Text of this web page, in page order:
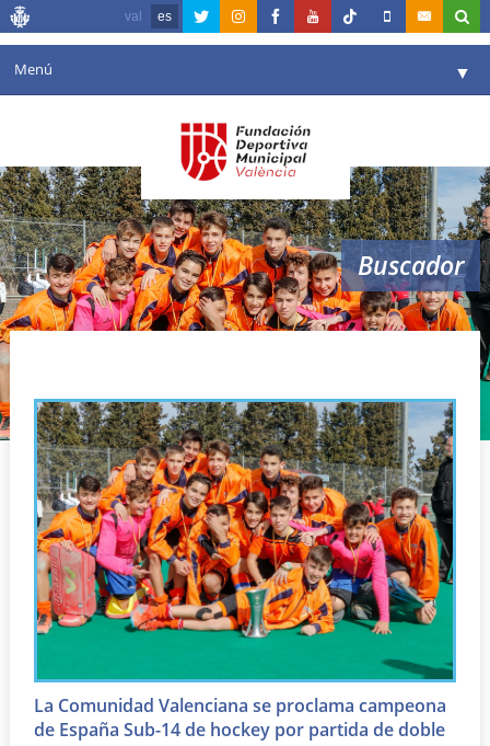
val es
Menú ▼
Agenda
Instalaciones ▼
Comunicación ▼
Valencia en deporte ▼
Reservas
Buscador
campeonato españa hockey
La Comunidad Valenciana se proclama campeona
de España Sub-14 de hockey por partida de doble